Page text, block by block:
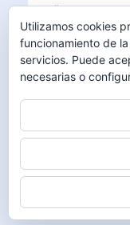
Utilizamos cookies
funcionamiento de
servicios. Puede
necesarias o